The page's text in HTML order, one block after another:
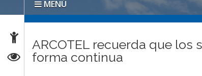
MENÚ
ARCOTEL recuerda que
forma continua